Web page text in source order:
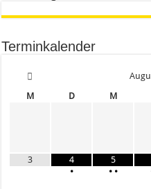
Terminkalender
M
D M
3
4
•
5
• •